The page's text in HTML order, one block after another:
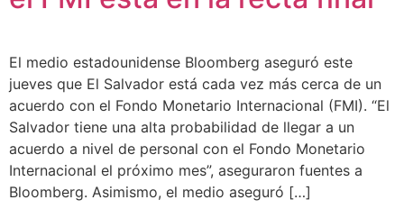
El medio estadounidense Bloomberg aseguró este
jueves que El Salvador está cada vez más cerca de un
acuerdo con el Fondo Monetario Internacional (FMI). “El
Salvador tiene una alta probabilidad de llegar a un
acuerdo a nivel de personal con el Fondo Monetario
Internacional el próximo mes”, aseguraron fuentes a
Bloomberg. Asimismo, el medio aseguró […]